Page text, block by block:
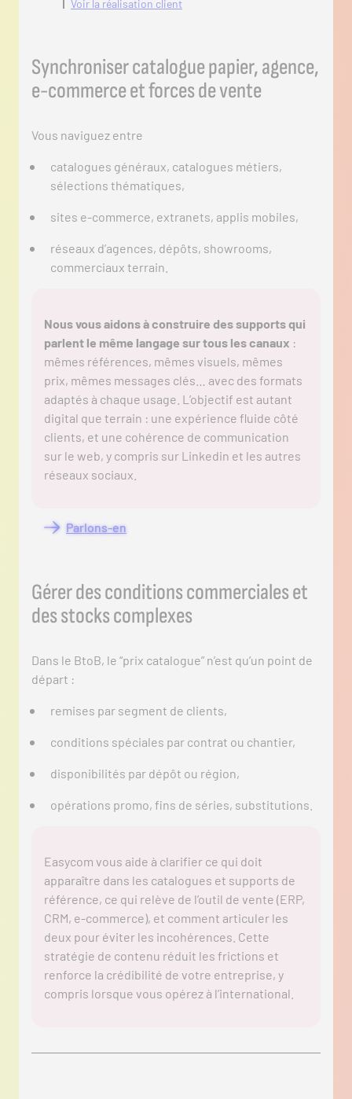
Voir la réalisation client
Synchroniser catalogue papier, agence,
e-commerce et forces de vente
Vous naviguez entre
catalogues généraux, catalogues métiers,
sélections thématiques,
sites e-commerce, extranets, applis mobiles,
réseaux d’agences, dépôts, showrooms,
commerciaux terrain.
Nous vous aidons à construire des supports qui
parlent le même langage sur tous les canaux :
mêmes références, mêmes visuels, mêmes
prix, mêmes messages clés… avec des formats
adaptés à chaque usage. L’objectif est autant
digital que terrain : une expérience fluide côté
clients, et une cohérence de communication
sur le web, y compris sur Linkedin et les autres
réseaux sociaux.
Parlons-en
Gérer des conditions commerciales et
des stocks complexes
Dans le BtoB, le “prix catalogue” n’est qu’un point de
départ :
remises par segment de clients,
conditions spéciales par contrat ou chantier,
disponibilités par dépôt ou région,
opérations promo, fins de séries, substitutions.
Easycom vous aide à clarifier ce qui doit
apparaître dans les catalogues et supports de
référence, ce qui relève de l’outil de vente (ERP,
CRM, e-commerce), et comment articuler les
deux pour éviter les incohérences. Cette
stratégie de contenu réduit les frictions et
renforce la crédibilité de votre entreprise, y
compris lorsque vous opérez à l’international.